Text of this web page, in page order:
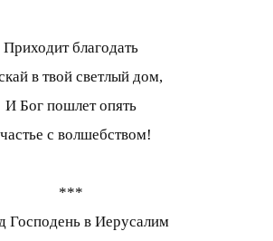
Приходит благодать
в твой светлый дом,
И Бог пошлет опять
с волшебством!
***
Господень в Иерусалим